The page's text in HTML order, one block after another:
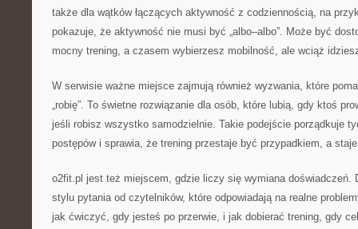
także dla wątków łączących aktywność z codziennością, na
pokazuje, że aktywność nie musi być „albo–albo”. Może być
mocny trening, a czasem wybierzesz mobilność, ale wciąż
W serwisie ważne miejsce zajmują również wyzwania, które
„robię”. To świetne rozwiązanie dla osób, które lubią, gdy ktoś
jeśli robisz wszystko samodzielnie. Takie podejście porządkuje
postępów i sprawia, że trening przestaje być przypadkiem, a
o2fit.pl jest też miejscem, gdzie liczy się wymiana doświadczeń.
stylu pytania od czytelników, które odpowiadają na realne
jak ćwiczyć, gdy jesteś po przerwie, i jak dobierać trening, gdy